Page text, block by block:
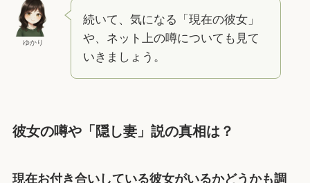
ゆかり
続いて、気になる「現在の彼女」
や、ネット上の噂についても見て
いきましょう。
彼女の噂や「隠し妻」説の真相は？
現在お付き合いしている彼女がいるかどうかも調